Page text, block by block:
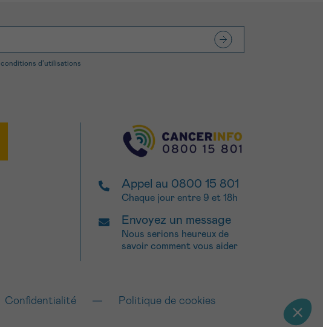
conditions d’utilisations
Appel au 0800 15 801
Chaque jour entre 9 et 18h
Envoyez un message
Nous serions heureux de
savoir comment vous aider
Confidentialité Politique de cookies